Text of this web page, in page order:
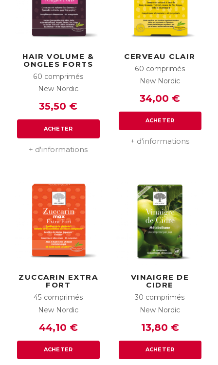
HAIR VOLUME &
ONGLES FORTS
60 comprimés
New Nordic
35,50 €
ACHETER
+ d'informations
CERVEAU CLAIR
60 comprimés
New Nordic
34,00 €
ACHETER
+ d'informations
ZUCCARIN EXTRA
FORT
45 comprimés
New Nordic
44,10 €
ACHETER
VINAIGRE DE
CIDRE
30 comprimés
New Nordic
13,80 €
ACHETER